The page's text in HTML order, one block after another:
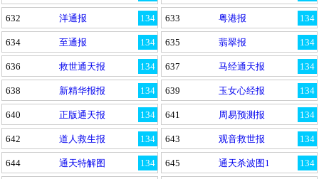
134
632 洋通报 134
633 粤港报
134
634 至通报 134
635 翡翠报
134
636 救世通天报 134
637 马经通天报
134
638 新精华报报 134
639 玉女心经报
134
640 正版通天报 134
641 周易预测报
134
642 道人救生报 134
643 观音救世报
134
644 通天特解图 134
645 通天杀波图1